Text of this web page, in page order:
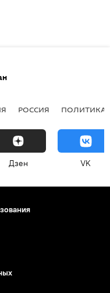
РОССИЯ ПОЛИТИКА
Дзен VK